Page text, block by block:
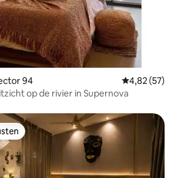
94 Gemiddelde
4,82 (57)
op de rivier in Supernova